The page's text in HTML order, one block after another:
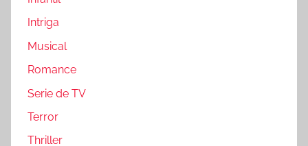
Intriga
Musical
Romance
Serie de TV
Terror
Thriller